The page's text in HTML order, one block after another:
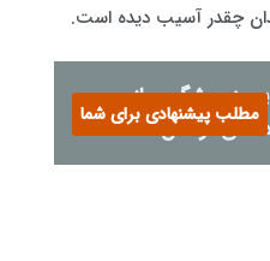
چقدر آسیب دیده است.
در پیشگیری از
کودکان
مطلب پیشنهادی برای شما